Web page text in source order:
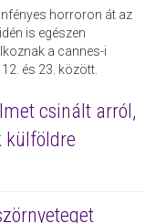
horroron át az
is egészen
a cannes-i
és 23. között.
csinált arról,
külföldre